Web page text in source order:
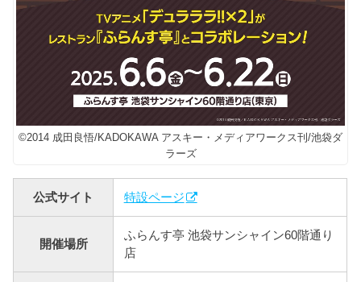
©2014 成田良悟/KADOKAWA アスキー・メディアワークス刊/池袋ダ
ラーズ
公式サイト 特設ページ
開催場所
ふらんす亭 池袋サンシャイン60階通り
店